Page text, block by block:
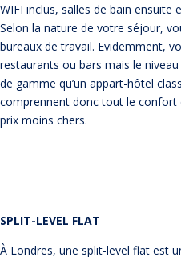
WIFI inclus, salles de bain ensuite
Selon la nature de votre séjour,
bureaux de travail. Evidemment,
restaurants ou bars mais le
de gamme qu’un appart-hôtel
comprennent donc tout le confort
prix moins chers.
SPLIT-LEVEL FLAT
À Londres, une split-level flat est